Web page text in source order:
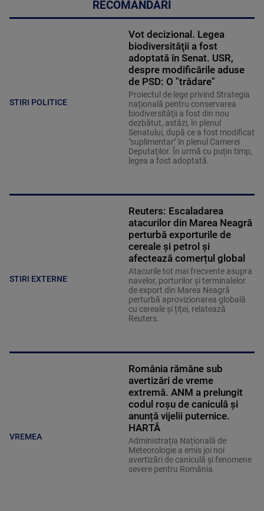
RECOMANDĂRI
STIRI POLITICE
Vot decizional. Legea
biodiversităţii a fost
adoptată în Senat. USR,
despre modificările aduse
de PSD: O "trădare"
Proiectul de lege privind Strategia
naţională pentru conservarea
biodiversităţii a fost din nou
dezbătut, astăzi, în plenul
Senatului, după ce a fost modificat
"suplimentar" în plenul Camerei
Deputaţilor. În urmă cu puțin timp,
legea a fost adoptată.
STIRI EXTERNE
Reuters: Escaladarea
atacurilor din Marea Neagră
perturbă exporturile de
cereale și petrol și
afectează comerțul global
Atacurile tot mai frecvente asupra
navelor, porturilor și terminalelor
de export din Marea Neagră
perturbă aprovizionarea globală
cu cereale și țiței, relatează
Reuters.
VREMEA
România rămâne sub
avertizări de vreme
extremă. ANM a prelungit
codul roșu de caniculă și
anunță vijelii puternice.
HARTĂ
Administrația Națională de
Meteorologie a emis joi noi
avertizări de caniculă și fenomene
severe pentru România.